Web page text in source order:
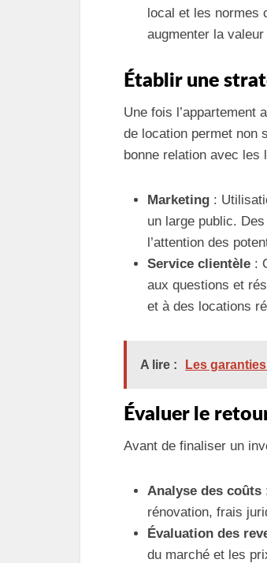
local et les normes
augmenter la valeur
Établir une
Une fois l’appartement
de location permet non
bonne relation avec les
Marketing :
un large public.
l’attention des
Service clientèle :
aux questions et
et à des locations
A lire : Les
Évaluer le
Avant de finaliser un
Analyse des coûts
rénovation, frais
Évaluation des
du marché et les